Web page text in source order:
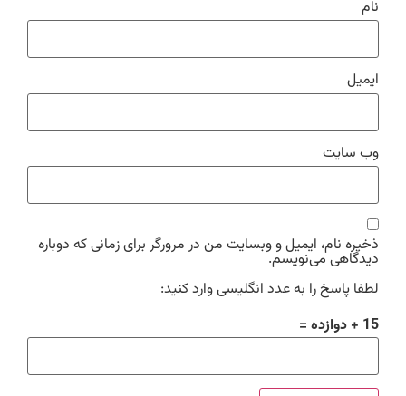
نام
ایمیل
وب‌ سایت
ذخیره نام، ایمیل و وبسایت من در مرورگر برای زمانی که دوباره
دیدگاهی می‌نویسم.
لطفا پاسخ را به عدد انگلیسی وارد کنید:
15 + دوازده =